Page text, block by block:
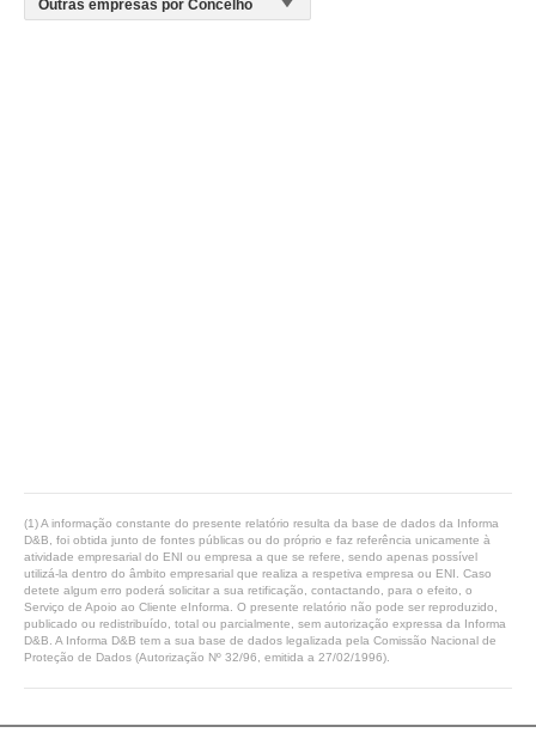
(1) A informação constante do presente relatório resulta da base de dados da Informa
D&B, foi obtida junto de fontes públicas ou do próprio e faz referência unicamente à
atividade empresarial do ENI ou empresa a que se refere, sendo apenas possível
utilizá-la dentro do âmbito empresarial que realiza a respetiva empresa ou ENI. Caso
detete algum erro poderá solicitar a sua retificação, contactando, para o efeito, o
Serviço de Apoio ao Cliente eInforma. O presente relatório não pode ser reproduzido,
publicado ou redistribuído, total ou parcialmente, sem autorização expressa da Informa
D&B. A Informa D&B tem a sua base de dados legalizada pela Comissão Nacional de
Proteção de Dados (Autorização Nº 32/96, emitida a 27/02/1996).